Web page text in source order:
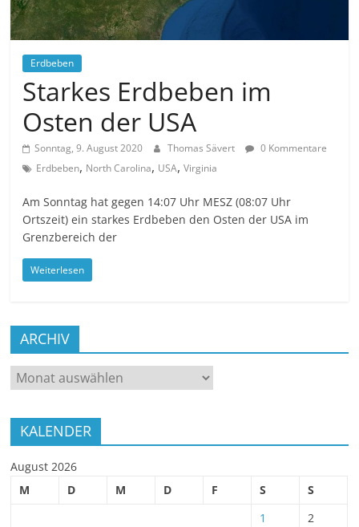
Erdbeben
Starkes Erdbeben im
Osten der USA
Sonntag, 9. August 2020 Thomas Sävert
0 Kommentare
Erdbeben, North Carolina, USA,Virginia
Am Sonntag hat gegen 14:07 Uhr MESZ (08:07 Uhr
Ortszeit) ein starkes Erdbeben den Osten der USA im
Grenzbereich der
Weiterlesen
ARCHIV
ARCHIV
KALENDER
August 2026
M
D M D F S
S
1
2